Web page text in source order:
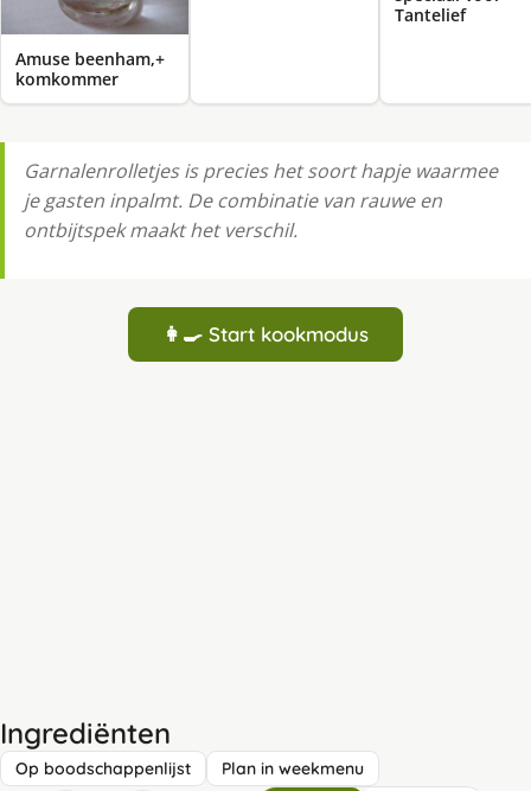
Amuse beenham,+
komkommer
Tantelief
Garnalenrolletjes is precies het soort hapje waarmee
je gasten inpalmt. De combinatie van rauwe en
ontbijtspek maakt het verschil.
👩‍🍳 Start kookmodus
Ingrediënten
Op boodschappenlijst Plan in weekmenu